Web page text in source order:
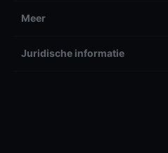
Meer
Juridische informatie